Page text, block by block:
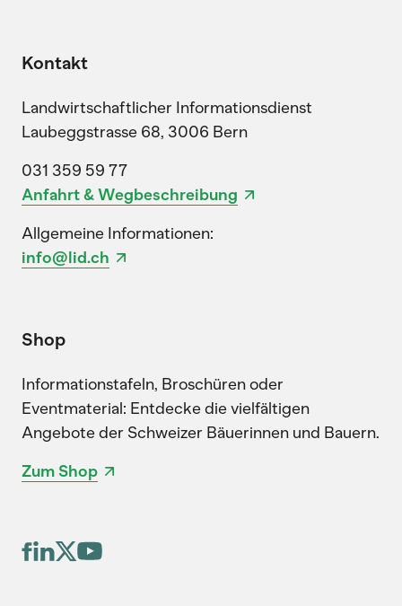
Kontakt
Landwirtschaftlicher Informationsdienst
Laubeggstrasse 68, 3006 Bern
031 359 59 77
Anfahrt & Wegbeschreibung
Allgemeine Informationen:
info@lid.ch
Shop
Informationstafeln, Broschüren oder
Eventmaterial: Entdecke die vielfältigen
Angebote der Schweizer Bäuerinnen und Bauern.
Zum Shop